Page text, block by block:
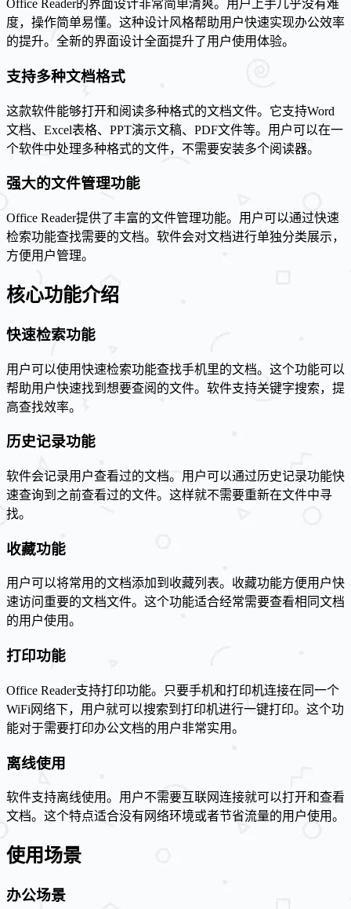
Office Reader的界面设计非常简单清爽。用户上手几乎没有难
度，操作简单易懂。这种设计风格帮助用户快速实现办公效率
的提升。全新的界面设计全面提升了用户使用体验。
支持多种文档格式
这款软件能够打开和阅读多种格式的文档文件。它支持Word
文档、Excel表格、PPT演示文稿、PDF文件等。用户可以在一
个软件中处理多种格式的文件，不需要安装多个阅读器。
强大的文件管理功能
Office Reader提供了丰富的文件管理功能。用户可以通过快速
检索功能查找需要的文档。软件会对文档进行单独分类展示，
方便用户管理。
核心功能介绍
快速检索功能
用户可以使用快速检索功能查找手机里的文档。这个功能可以
帮助用户快速找到想要查阅的文件。软件支持关键字搜索，提
高查找效率。
历史记录功能
软件会记录用户查看过的文档。用户可以通过历史记录功能快
速查询到之前查看过的文件。这样就不需要重新在文件中寻
找。
收藏功能
用户可以将常用的文档添加到收藏列表。收藏功能方便用户快
速访问重要的文档文件。这个功能适合经常需要查看相同文档
的用户使用。
打印功能
Office Reader支持打印功能。只要手机和打印机连接在同一个
WiFi网络下，用户就可以搜索到打印机进行一键打印。这个功
能对于需要打印办公文档的用户非常实用。
离线使用
软件支持离线使用。用户不需要互联网连接就可以打开和查看
文档。这个特点适合没有网络环境或者节省流量的用户使用。
使用场景
办公场景